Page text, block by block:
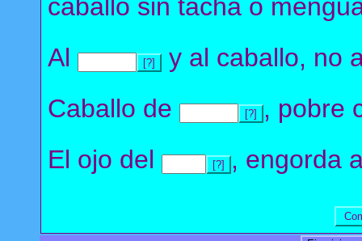
caballo sin tacha o
Al
[?]
y al caballo, no
Caballo de
[?]
, pobre
El ojo del
[?] , engorda